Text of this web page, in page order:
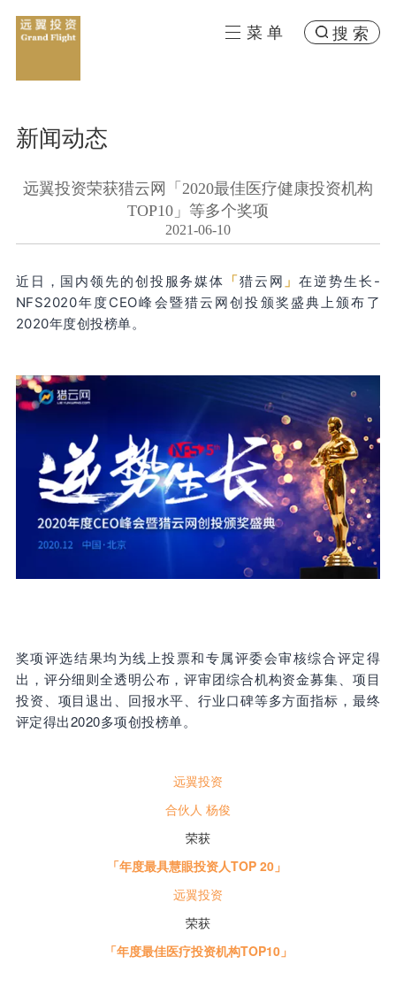
菜 单 搜 索
新闻动态
远翼投资荣获猎云网「2020最佳医疗健康投资机构
TOP10」等多个奖项
2021-06-10
近日，国内领先的创投服务媒体 「猎云网 」在逆势生长-
NFS2020年度CEO峰会暨猎云网创投颁奖盛典上颁布了
2020年度创投榜单。
奖项评选结果均为线上投票和专属评委会审核综合评定得
出，评分细则全透明公布，评审团综合机构资金募集、项目
投资、项目退出、回报水平、行业口碑等多方面指标，最终
评定得出2020多项创投榜单。
远翼投资
合伙人 杨俊
荣获
「年度最具慧眼投资人TOP 20」
远翼投资
荣获
「年度最佳医疗投资机构TOP10」